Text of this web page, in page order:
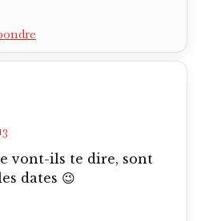
vont-ils te dire, sont
dates 😉